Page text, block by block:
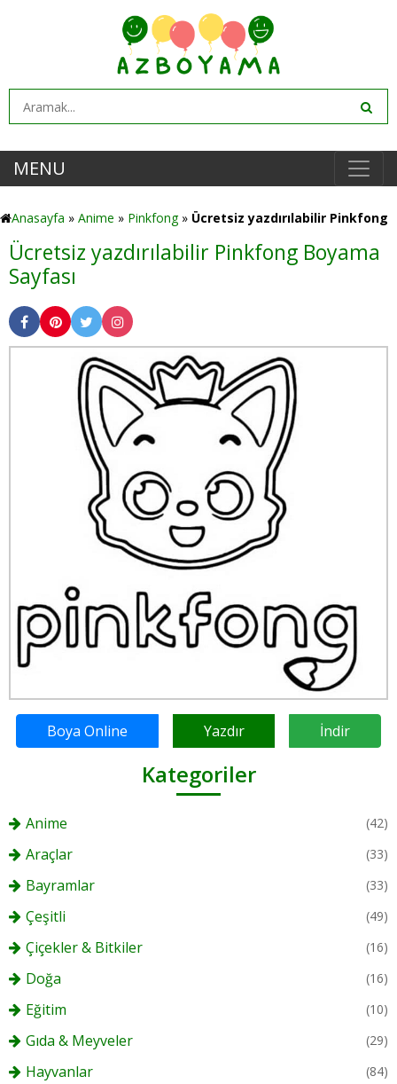
MENU
Anasayfa » Anime » Pinkfong» Ücretsiz yazdırılabilir Pinkfong
Ücretsiz yazdırılabilir Pinkfong Boyama
Sayfası
Boya Online Yazdır İndir
Kategoriler
Anime (42)
Araçlar (33)
Bayramlar (33)
Çeşitli (49)
Çiçekler & Bitkiler (16)
Doğa (16)
Eğitim (10)
Gıda & Meyveler (29)
Hayvanlar (84)